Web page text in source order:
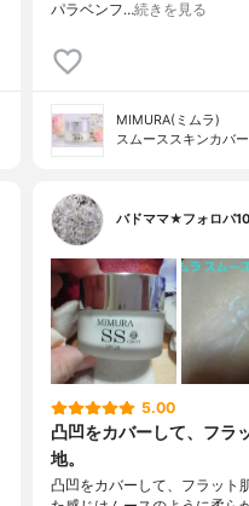
パラベンフ…続きを見る
MIMURA(ミムラ)
スムーススキンカバー
バドママ★フォロバ
5.00
凸凹をカバーして、フラ
地。
凸凹をカバーして、フラット